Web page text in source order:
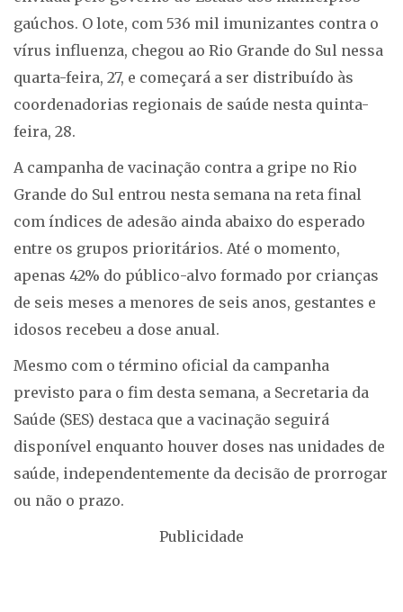
gaúchos. O lote, com 536 mil imunizantes contra o
vírus influenza, chegou ao Rio Grande do Sul nessa
quarta-feira, 27, e começará a ser distribuído às
coordenadorias regionais de saúde nesta quinta-
feira, 28.
A campanha de vacinação contra a gripe no Rio
Grande do Sul entrou nesta semana na reta final
com índices de adesão ainda abaixo do esperado
entre os grupos prioritários. Até o momento,
apenas 42% do público-alvo formado por crianças
de seis meses a menores de seis anos, gestantes e
idosos recebeu a dose anual.
Mesmo com o término oficial da campanha
previsto para o fim desta semana, a Secretaria da
Saúde (SES) destaca que a vacinação seguirá
disponível enquanto houver doses nas unidades de
saúde, independentemente da decisão de prorrogar
ou não o prazo.
Publicidade